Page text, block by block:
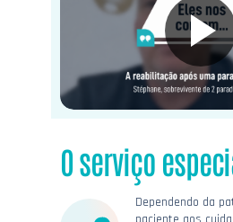
O serviço
Dependendo da